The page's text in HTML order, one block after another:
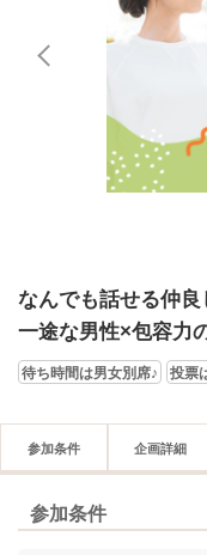
なんでも話せる仲
一途な男性×包容力
待ち時間は男女別席♪ 投票
参加条件 企画詳細
参加条件